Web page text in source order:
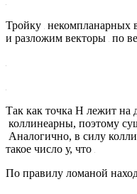
Тройку некомпланарных
и разложим векторы по
Так как точка Н лежит на
коллинеарны, поэтому
Аналогично, в силу
такое число у, что
По правилу ломаной